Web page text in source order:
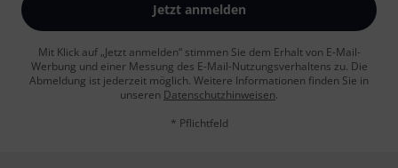
Jetzt anmelden
Mit Klick auf „Jetzt anmelden“ stimmen Sie dem Erhalt von E-Mail-
Werbung und einer Messung des E-Mail-Nutzungsverhaltens zu. Die
Abmeldung ist jederzeit möglich. Weitere Informationen finden Sie in
unseren Datenschutzhinweisen.
* Pflichtfeld